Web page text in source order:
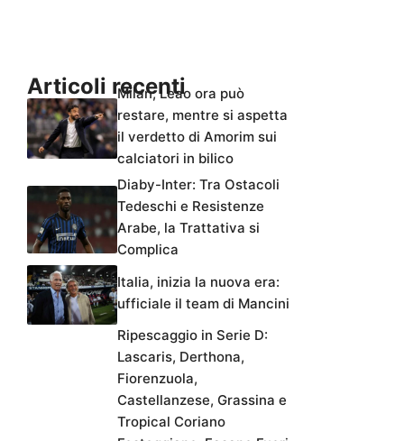
Articoli recenti
Milan, Leao ora può
restare, mentre si aspetta
il verdetto di Amorim sui
calciatori in bilico
Diaby-Inter: Tra Ostacoli
Tedeschi e Resistenze
Arabe, la Trattativa si
Complica
Italia, inizia la nuova era:
ufficiale il team di Mancini
Ripescaggio in Serie D:
Lascaris, Derthona,
Fiorenzuola,
Castellanzese, Grassina e
Tropical Coriano